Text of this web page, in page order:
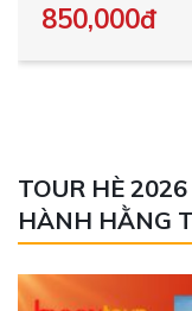
850,000đ
TOUR HÈ
HÀNH HẰNG